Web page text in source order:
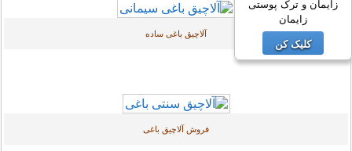
آلاچیق باغی ساده
فروش آلاچیق باغی
زایمان و ترک پوستی
زایمان
کلیک کن